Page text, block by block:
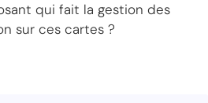
qui fait la gestion des
sur ces cartes ?